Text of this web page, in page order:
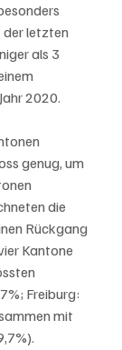
der letzten
als 3
2020.
genug, um
die
Rückgang
Kantone
Freiburg:
mit